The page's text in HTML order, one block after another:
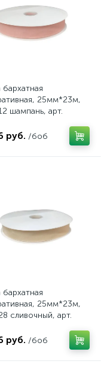
бархатная
25мм*23м,
шампань, арт.
руб. /боб
бархатная
25мм*23м,
сливочный, арт.
руб. /боб